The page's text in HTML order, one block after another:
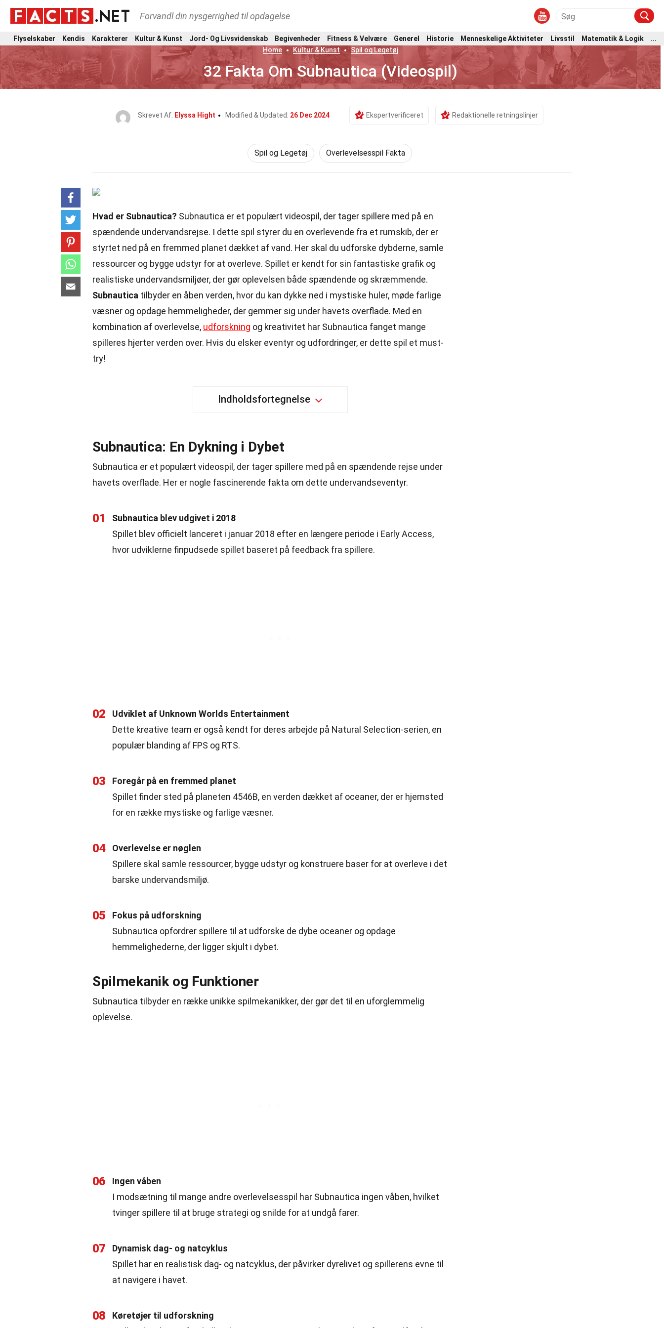
Forvandl din nysgerrighed til opdagelse
Flyselskaber Kendis Karakterer Kultur & Kunst Jord- Og Livsvidenskab Begivenheder Fitness & Velvære Generel Historie Menneskelige Aktiviteter Livsstil Matematik & Logik
...
Home
Kultur & Kunst Spil og Legetøj
32 Fakta Om Subnautica (Videospil)
Skrevet Af: Elyssa Hight Modified & Updated: 26 Dec 2024 Ekspertverificeret Redaktionelle retningslinjer
Spil og Legetøj Overlevelsesspil Fakta
Hvad er Subnautica? Subnautica er et populært videospil, der tager spillere med på en
spændende undervandsrejse. I dette spil styrer du en overlevende fra et rumskib, der er
styrtet ned på en fremmed planet dækket af vand. Her skal du udforske dybderne, samle
ressourcer og bygge udstyr for at overleve. Spillet er kendt for sin fantastiske grafik og
realistiske undervandsmiljøer, der gør oplevelsen både spændende og skræmmende.
Subnautica tilbyder en åben verden, hvor du kan dykke ned i mystiske huler, møde farlige
væsner og opdage hemmeligheder, der gemmer sig under havets overflade. Med en
kombination af overlevelse, udforskning og kreativitet har Subnautica fanget mange
spilleres hjerter verden over. Hvis du elsker eventyr og udfordringer, er dette spil et must-
try!
Indholdsfortegnelse
Subnautica: En Dykning i Dybet
Subnautica er et populært videospil, der tager spillere med på en spændende rejse under
havets overflade. Her er nogle fascinerende fakta om dette undervandseventyr.
01
Subnautica blev udgivet i 2018
Spillet blev officielt lanceret i januar 2018 efter en længere periode i Early Access,
hvor udviklerne finpudsede spillet baseret på feedback fra spillere.
02
Udviklet af Unknown Worlds Entertainment
Dette kreative team er også kendt for deres arbejde på Natural Selection-serien, en
populær blanding af FPS og RTS.
03
Foregår på en fremmed planet
Spillet finder sted på planeten 4546B, en verden dækket af oceaner, der er hjemsted
for en række mystiske og farlige væsner.
04
Overlevelse er nøglen
Spillere skal samle ressourcer, bygge udstyr og konstruere baser for at overleve i det
barske undervandsmiljø.
05
Fokus på udforskning
Subnautica opfordrer spillere til at udforske de dybe oceaner og opdage
hemmelighederne, der ligger skjult i dybet.
Spilmekanik og Funktioner
Subnautica tilbyder en række unikke spilmekanikker, der gør det til en uforglemmelig
oplevelse.
06
Ingen våben
I modsætning til mange andre overlevelsesspil har Subnautica ingen våben, hvilket
tvinger spillere til at bruge strategi og snilde for at undgå farer.
07
Dynamisk dag- og natcyklus
Spillet har en realistisk dag- og natcyklus, der påvirker dyrelivet og spillerens evne til
at navigere i havet.
08
Køretøjer til udforskning